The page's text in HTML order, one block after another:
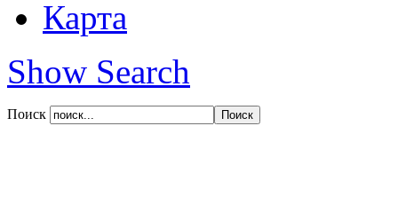
Карта
Show Search
Поиск